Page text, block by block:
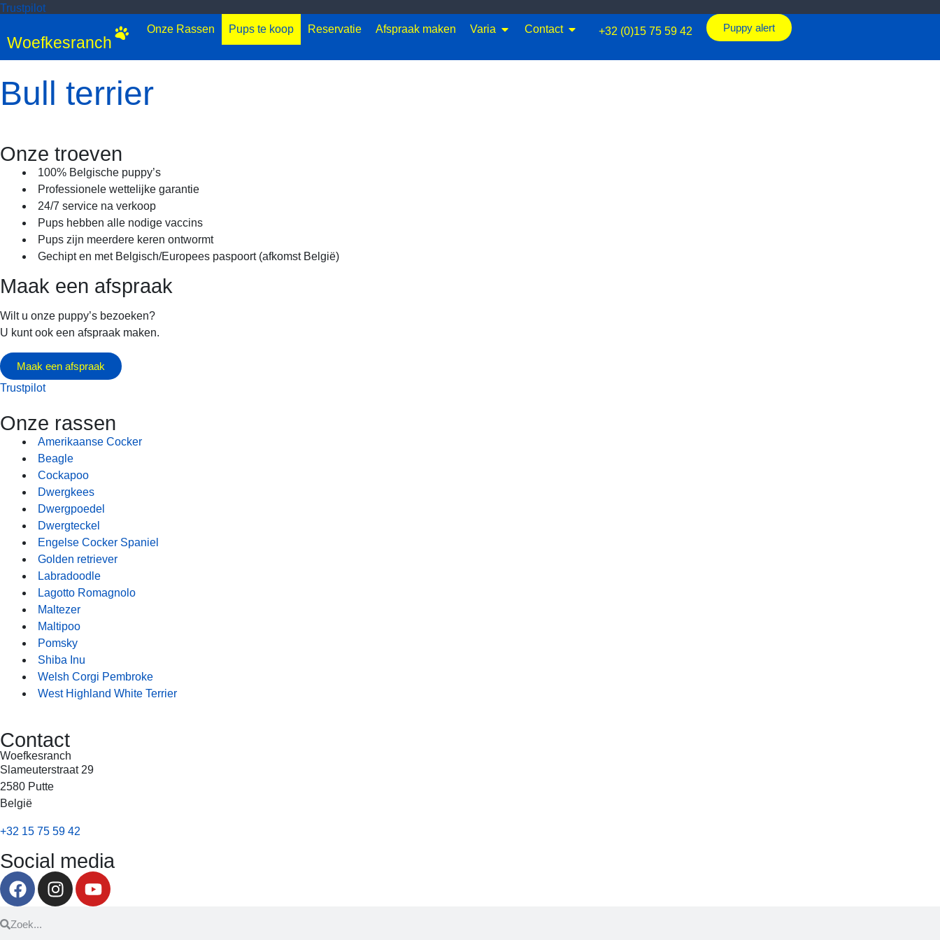
Trustpilot
Woefkesranch
Onze Rassen Pups te koop Reservatie Afspraak maken Varia Contact +32 (0)15 75 59 42 Puppy alert
Bull terrier
Onze troeven
100% Belgische puppy’s
Professionele wettelijke garantie
24/7 service na verkoop
Pups hebben alle nodige vaccins
Pups zijn meerdere keren ontwormt
Gechipt en met Belgisch/Europees paspoort (afkomst België)
Maak een afspraak
Wilt u onze puppy’s bezoeken?
U kunt ook een afspraak maken.
Maak een afspraak
Trustpilot
Onze rassen
Amerikaanse Cocker
Beagle
Cockapoo
Dwergkees
Dwergpoedel
Dwergteckel
Engelse Cocker Spaniel
Golden retriever
Labradoodle
Lagotto Romagnolo
Maltezer
Maltipoo
Pomsky
Shiba Inu
Welsh Corgi Pembroke
West Highland White Terrier
Contact
Woefkesranch
Slameuterstraat 29
2580 Putte
België
+32 15 75 59 42
Social media